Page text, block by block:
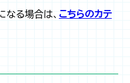
る場合は、 こちらのカテ